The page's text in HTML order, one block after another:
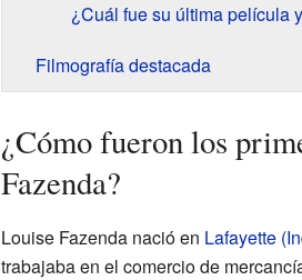
¿Cuál fue su última película
Filmografía destacada
¿Cómo fueron los
Fazenda?
Louise Fazenda nació en Lafayette
trabajaba en el comercio de